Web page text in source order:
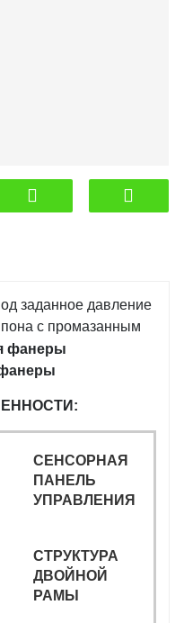
заданное давление
с промазанным
СЕНСОРНАЯ
ПАНЕЛЬ
УПРАВЛЕНИЯ
СТРУКТУРА
ДВОЙНОЙ
РАМЫ